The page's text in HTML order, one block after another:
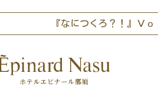
『なにつくろ？！』Ｖｏ